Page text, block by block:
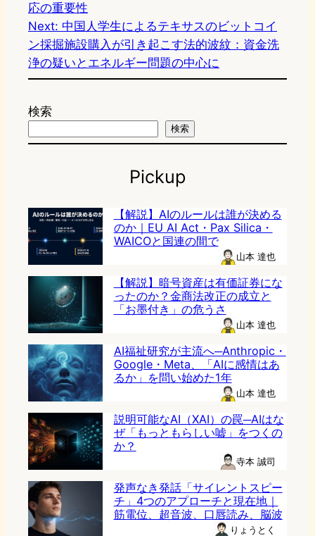
応の重要性
Next: 中国人学生によるテキサスのビットコイ
ン採掘施設購入が引き起こす法的波紋：資金洗
浄の疑いとエネルギー問題の中心に
検索
検索
Pickup
【解説】AIのルールは誰が決める
のか｜EU AI Act・Pax Silica・
WAICOと国連の間で
山本 達也
【解説】暗号資産は有価証券にな
ったのか？金商法改正の成立と
「お墨付き」の危うさ
山本 達也
AI福祉研究が主流へ─Anthropic・
Google・Meta、「AIに感情はあ
るか」を問い始めた1年
山本 達也
説明可能なAI（XAI）の罠─AIはな
ぜ「もっともらしい嘘」をつくの
か？
寺本 誠司
発声なき発話「サイレントスピー
チ」4つのアプローチと現在地｜
筋電位、超音波、口唇読み、脳波
りょうとく